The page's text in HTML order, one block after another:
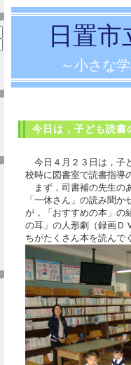
日置
～小さな
今日は，子ども読書
今日４月２３日は，子
校時に図書室で読書指導
まず，司書補の先生の
「一休さん」の読み聞
が，「おすすめの本」の
の耳」の人形劇（録画Ｄ
ちがたくさん本を読んで